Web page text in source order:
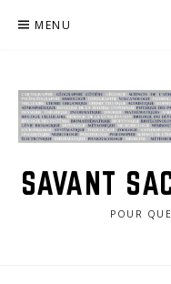
MENU
SAVANT
POUR